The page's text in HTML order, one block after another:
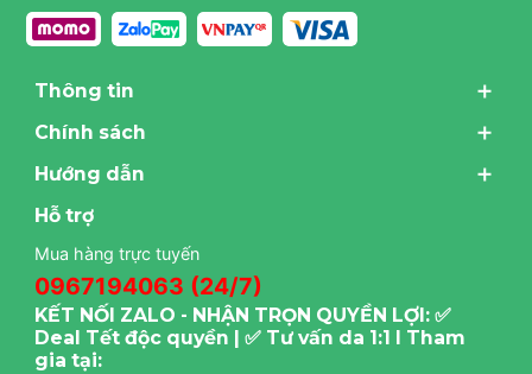
Thông tin
Chính sách
Hướng dẫn
Hỗ trợ
Mua hàng trực tuyến
0967194063 (24/7)
KẾT NỐI ZALO - NHẬN TRỌN QUYỀN LỢI: ✅
Deal Tết độc quyền | ✅ Tư vấn da 1:1 I Tham
gia tại: